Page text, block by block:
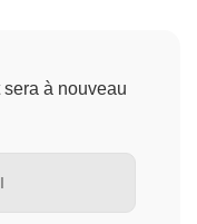
à nouveau